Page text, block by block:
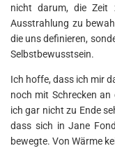
nicht darum, die Zeit
Ausstrahlung zu
die uns definieren,
Selbstbewusstsein.
Ich hoffe, dass ich mir
noch mit Schrecken an
ich gar nicht zu Ende
dass sich in Jane
bewegte. Von Wärme